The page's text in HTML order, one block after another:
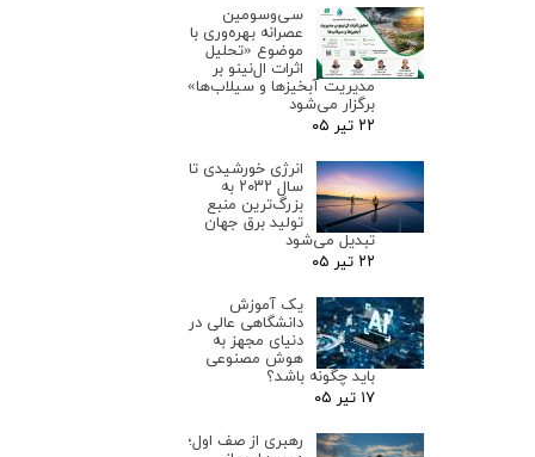
سی‌وسومین
عصرانه بهره‌وری با
موضوع «تحلیل
اثرات ال‌نینو بر
مدیریت آبخیزها و سیلاب‌ها»
برگزار می‌شود
۲۲ تیر ۰۵
انرژی خورشیدی تا
سال ۲۰۳۲ به
بزرگ‌ترین منبع
تولید برق جهان
تبدیل می‌شود
۲۲ تیر ۰۵
یک آموزش
دانشگاهی عالی در
دنیای مجهز به
هوش مصنوعی
باید چگونه باشد؟
۱۷ تیر ۰۵
رهبری از صف اول؛